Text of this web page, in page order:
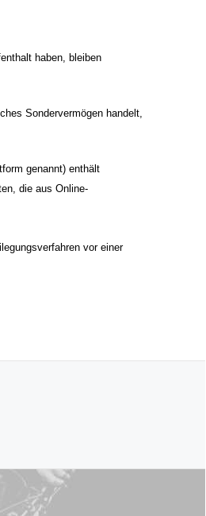
haben, bleiben
Sondervermögen handelt,
genannt) enthält
die aus Online-
vor einer